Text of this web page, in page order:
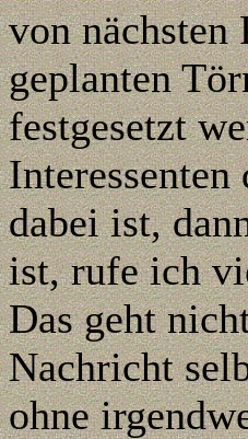
von nächsten
geplanten
festgesetzt
dabei ist,
ist, rufe ich
Das geht
Nachricht
ohne